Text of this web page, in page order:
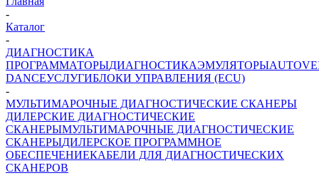
-
Каталог
-
ДИАГНОСТИКА
ПРОГРАММАТОРЫДИАГНОСТИКАЭМУЛЯТОРЫ
DANCEУСЛУГИБЛОКИ УПРАВЛЕНИЯ (ECU)
-
МУЛЬТИМАРОЧНЫЕ ДИАГНОСТИЧЕСКИЕ СКАНЕРЫ
ДИЛЕРСКИЕ ДИАГНОСТИЧЕСКИЕ
СКАНЕРЫМУЛЬТИМАРОЧНЫЕ ДИАГНОСТИЧЕСКИЕ
СКАНЕРЫДИЛЕРСКОЕ ПРОГРАММНОЕ
ОБЕСПЕЧЕНИЕКАБЕЛИ ДЛЯ ДИАГНОСТИЧЕСКИХ
СКАНЕРОВ